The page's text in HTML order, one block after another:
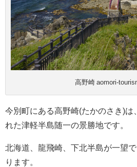
高野崎 aomori-
今別町にある高野崎(たかのさき)は
れた津軽半島随一の景勝地です。
北海道、龍飛崎、下北半島が一望
ります。